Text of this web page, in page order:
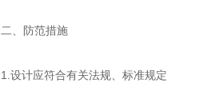
二、防范措施
1.设计应符合有关法规、标准规定